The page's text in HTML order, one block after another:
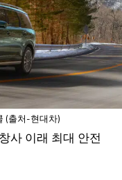
(출처-현대차)
사 이래 최대 안전